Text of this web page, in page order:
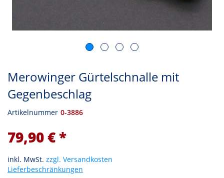
Merowinger Gürtelschnalle mit
Gegenbeschlag
Artikelnummer 0-3886
79,90 € *
inkl. MwSt. zzgl. Versandkosten
Lieferbeschränkungen